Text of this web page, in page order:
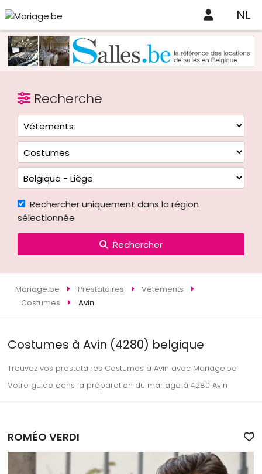
NL
Recherche
Rechercher uniquement dans la région
sélectionnée
Rechercher
Mariage.be Prestataires
Vêtements
Costumes
Avin
Costumes à Avin (4280) belgique
Trouvez vos prestataires Costumes à Avin avec Mariage.be
Votre guide dans la préparation du mariage à 4280 Avin
ROMÉO VERDI